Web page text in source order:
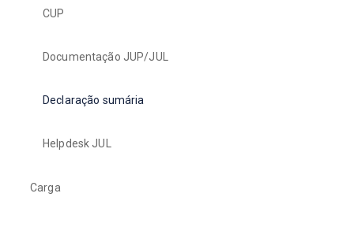
CUP
Documentação JUP/JUL
Declaração sumária
Helpdesk JUL
Carga